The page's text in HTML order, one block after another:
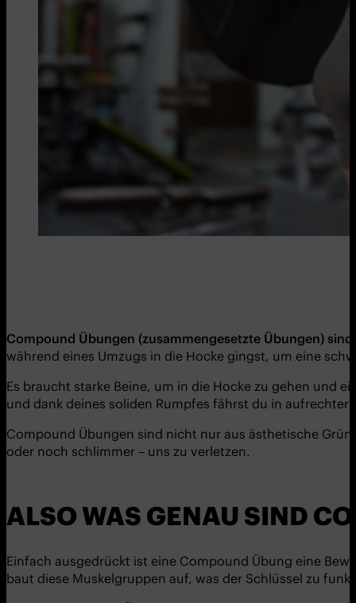
Compound Übungen (zusammengesetzte Übungen)
während eines Umzugs in die Hocke gingst, um eine
Es braucht starke Beine, um in die Hocke zu gehen und
und dank deines soliden Rumpfes fährst du in
Compound Übungen sind nicht nur aus ästhetische
oder noch schlimmer – uns zu verletzen.
ALSO WAS GENAU SIND
Einfach ausgedrückt ist eine Compound Übung eine
baut diese Muskelgruppen auf, was der Schlüssel zu